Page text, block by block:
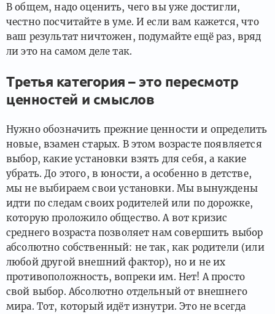
В общем, надо оценить, чего вы уже достигли,
честно посчитайте в уме. И если вам кажется, что
ваш результат ничтожен, подумайте ещё раз, вряд
ли это на самом деле так.
Третья категория – это пересмотр
ценностей и смыслов
Нужно обозначить прежние ценности и определить
новые, взамен старых. В этом возрасте появляется
выбор, какие установки взять для себя, а какие
убрать. До этого, в юности, а особенно в детстве,
мы не выбираем свои установки. Мы вынуждены
идти по следам своих родителей или по дорожке,
которую проложило общество. А вот кризис
среднего возраста позволяет нам совершить выбор
абсолютно собственный: не так, как родители (или
любой другой внешний фактор), но и не их
противоположность, вопреки им. Нет! А просто
свой выбор. Абсолютно отдельный от внешнего
мира. Тот, который идёт изнутри. Это не всегда